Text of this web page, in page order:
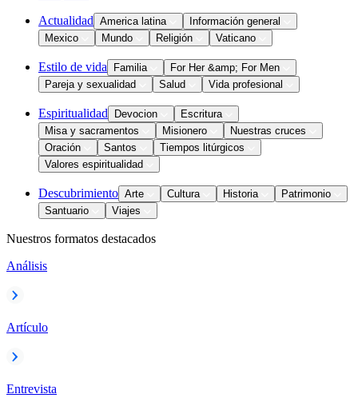
Actualidad America latina
Información general
Mexico
Mundo Religión Vaticano
Estilo de vida Familia
For Her &amp; For Men
Pareja y sexualidad
Salud Vida profesional
Espiritualidad Devocion
Escritura
Misa y sacramentos
Misionero
Nuestras cruces
Oración
Santos
Tiempos litúrgicos
Valores espiritualidad
Descubrimiento Arte Cultura Historia
Patrimonio
Santuario
Viajes
Nuestros formatos destacados
Análisis
Artículo
Entrevista